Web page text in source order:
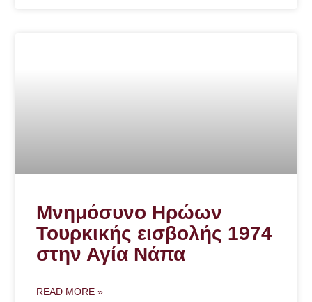
Μνημόσυνο Ηρώων
Τουρκικής εισβολής 1974
στην Αγία Νάπα
READ MORE »